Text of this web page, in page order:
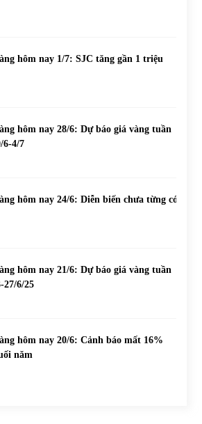
hôm nay 1/7: SJC tăng gần 1 triệu
hôm nay 28/6: Dự báo giá vàng tuần
6-4/7
hôm nay 24/6: Diễn biến chưa từng có
hôm nay 21/6: Dự báo giá vàng tuần
27/6/25
hôm nay 20/6: Cảnh báo mất 16%
năm